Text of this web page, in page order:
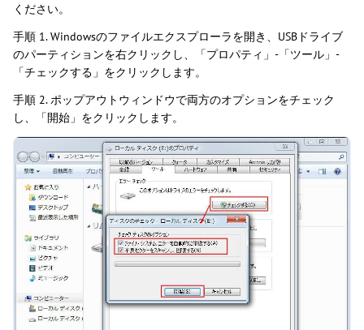
ください。
手順 1. Windowsのファイルエクスプローラを開き、USBドライブ
のパーティションを右クリックし、「プロパティ」-「ツール」-
「チェックする」をクリックします。
手順 2. ポップアウトウィンドウで両方のオプションをチェック
し、「開始」をクリックします。